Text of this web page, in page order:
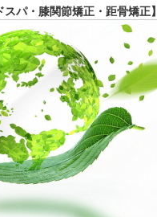
パ・膝関節矯正・距骨矯正】